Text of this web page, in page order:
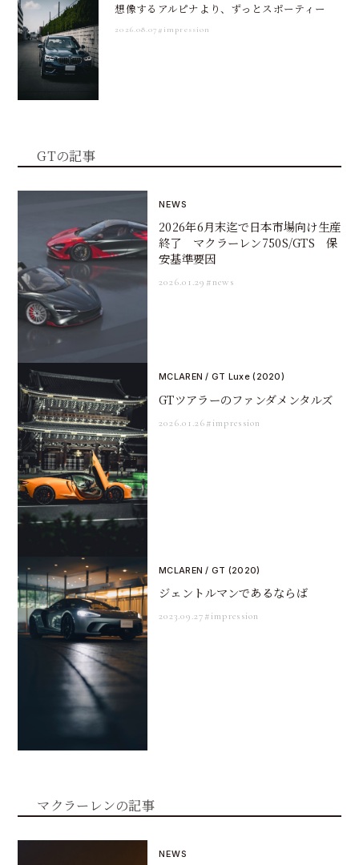
想像するアルピナより、ずっとスポーティー
2026.08.07 #impression
GTの記事
NEWS
2026年6月末迄で日本市場向け生産
終了 マクラーレン750S/GTS 保
安基準要因
2026.01.29 #news
MCLAREN / GT Luxe (2020)
GTツアラーのファンダメンタルズ
2026.01.26#impression
MCLAREN / GT (2020)
ジェントルマンであるならば
2023.09.27#impression
マクラーレンの記事
NEWS